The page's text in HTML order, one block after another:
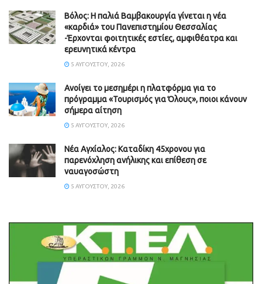
Βόλος: Η παλιά Βαμβακουργία γίνεται η νέα
«καρδιά» του Πανεπιστημίου Θεσσαλίας
-Έρχονται φοιτητικές εστίες, αμφιθέατρα και
ερευνητικά κέντρα
5 ΑΥΓΟΎΣΤΟΥ, 2026
Ανοίγει το μεσημέρι η πλατφόρμα για το
πρόγραμμα «Τουρισμός για Όλους», ποιοι κάνουν
σήμερα αίτηση
5 ΑΥΓΟΎΣΤΟΥ, 2026
Νέα Αγχίαλος: Καταδίκη 45χρονου για
παρενόχληση ανήλικης και επίθεση σε
ναυαγοσώστη
5 ΑΥΓΟΎΣΤΟΥ, 2026